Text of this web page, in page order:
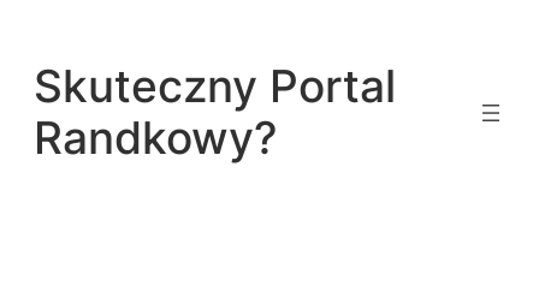
treści
Skuteczny Portal
Randkowy?